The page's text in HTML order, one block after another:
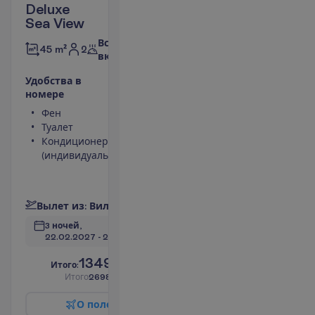
Deluxe
Sea View
45 m² 2
Все
включено
Удобства в
номере
Фен
Туалет
Кондиционер
(индивидуальный)
Вылет из: Вил
3 ночей,
22.02.2027 - 25.02.2027
Итого:1349.00
Итого2698.00
О поле